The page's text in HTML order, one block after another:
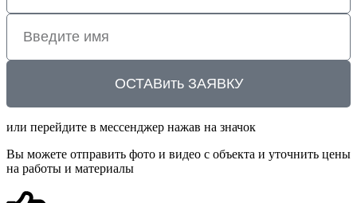
ОСТАВить ЗАЯВКУ
или перейдите в мессенджер нажав на значок
Вы можете отправить фото и видео с объекта и уточнить цены
на работы и материалы